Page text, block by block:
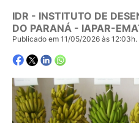
IDR - INSTITUTO DE
DO PARANÁ - IAPAR-
Publicado em 11/05/2026 às 12:03h.